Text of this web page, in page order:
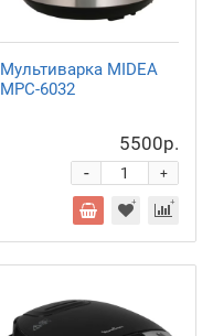
Мультиварка MIDEA
MPC-6032
5500р.
+
-